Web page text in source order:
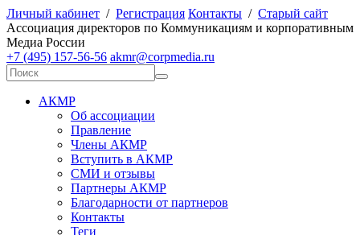
Личный кабинет / Регистрация Контакты / Старый сайт
Ассоциация директоров по Коммуникациям и корпоративным
Медиа России
+7 (495) 157-56-56 akmr@corpmedia.ru
АКМР
Об ассоциации
Правление
Члены АКМР
Вступить в АКМР
СМИ и отзывы
Партнеры АКМР
Благодарности от партнеров
Контакты
Теги